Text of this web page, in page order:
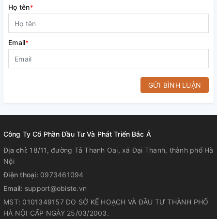
Họ tên*
Email*
GỬI BÌNH LUẬN
Công Ty Cổ Phần Đầu Tư Và Phát Triển Bắc Á
Địa chỉ: 18/11, đường Tả Thanh Oai, xã Đại Thanh, thành phố Hà
Nội
Điện thoại: 0973461094
Email: support@obiste.vn
MST: 0101349157 DO SỞ KẾ HOẠCH VÀ ĐẦU TƯ THÀNH PHỐ
HÀ NỘI CẤP NGÀY 25/03/2003.